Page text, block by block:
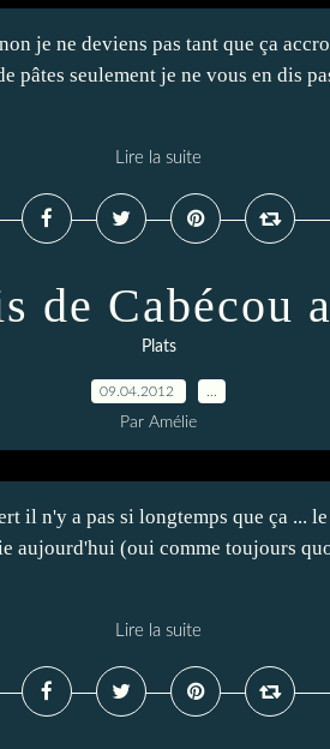
je ne deviens pas tant que ça
pâtes seulement je ne vous en dis
Lire la suite
de Cabécou
Plats
09.04.2012
Par Amélie
il n'y a pas si longtemps que ça ...
aujourd'hui (oui comme toujours
Lire la suite